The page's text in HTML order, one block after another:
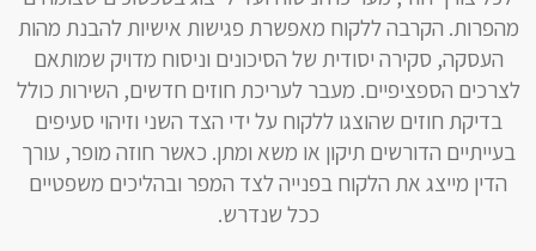
מהפרות. הקרבה ללקוח מאפשרת פגישות אישיות להבנת מהות
העסקה, סקירה יסודית של הסיכונים וניסוח מדויק שמותאם
לצרכים הספציפיים. מעבר לעריכת חוזים חדשים, השירות כולל
בדיקת חוזים שהוצגו ללקוח על ידי הצד השני וזיהוי סעיפים
בעייתיים הדורשים תיקון או משא ומתן. כאשר חוזה מופר, עורך
הדין מייצג את הלקוח בפנייה לצד המפר ובהליכים משפטיים
ככל שנדרש.